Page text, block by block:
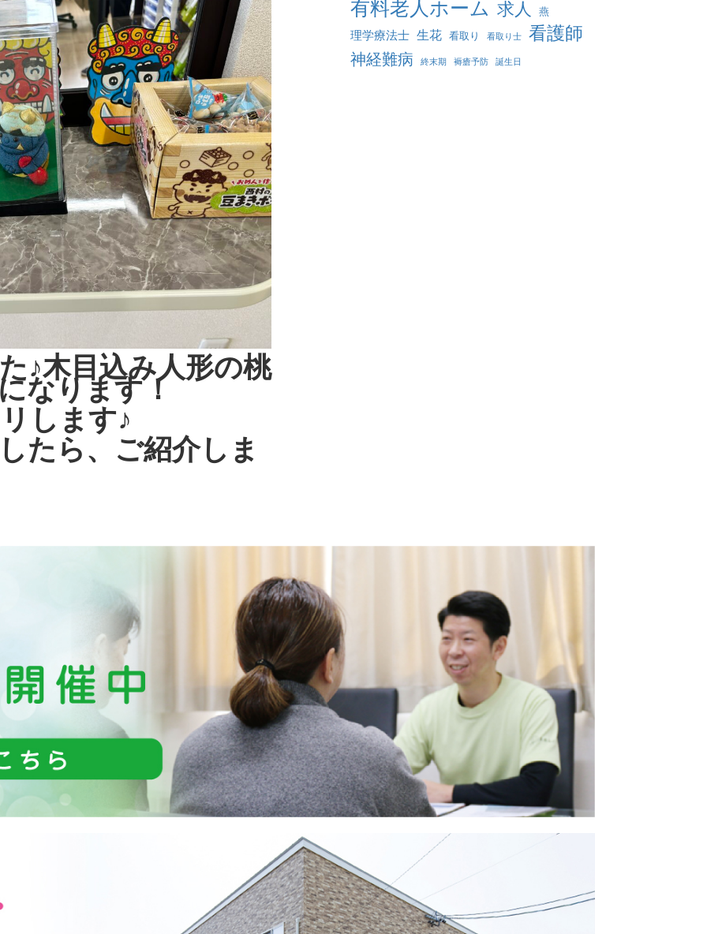
♪木目込み人形の桃
なります！
します♪
たら、ご紹介しま
有料老人ホーム 求人 燕
理学療法士 生花 看取り 看取り士 看護師
神経難病 終末期 褥瘡予防 誕生日